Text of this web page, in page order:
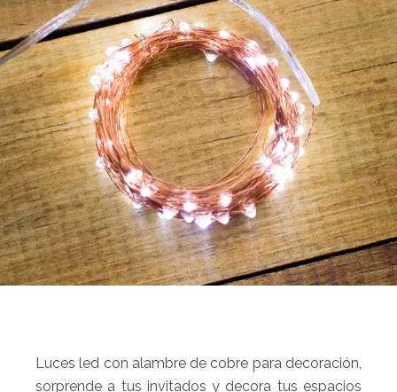
Luces led con alambre de cobre para decoración,
sorprende a tus invitados y decora tus espacios